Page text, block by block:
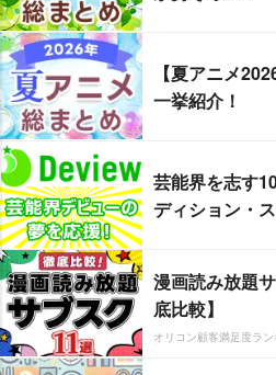
【夏アニメ
一挙紹介！
芸能界を志す
ディション・
漫画読み放題
底比較】
オリコン顧客満足度ラ